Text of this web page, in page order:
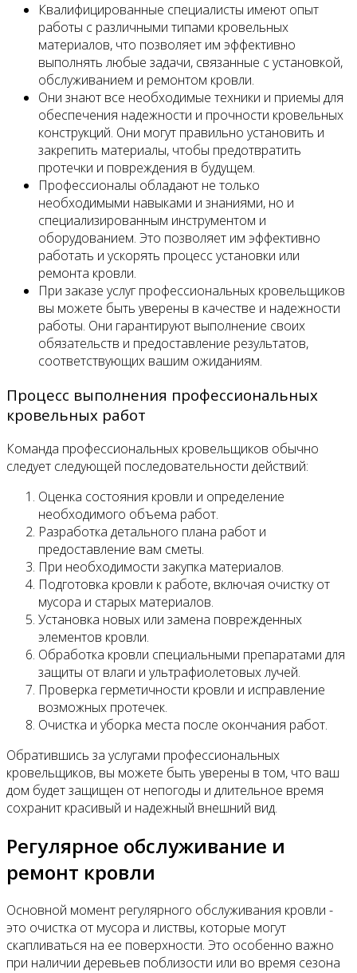
Квалифицированные специалисты имеют опыт
работы с различными типами кровельных
материалов, что позволяет им эффективно
выполнять любые задачи, связанные с установкой,
обслуживанием и ремонтом кровли.
Они знают все необходимые техники и приемы для
обеспечения надежности и прочности кровельных
конструкций. Они могут правильно установить и
закрепить материалы, чтобы предотвратить
протечки и повреждения в будущем.
Профессионалы обладают не только
необходимыми навыками и знаниями, но и
специализированным инструментом и
оборудованием. Это позволяет им эффективно
работать и ускорять процесс установки или
ремонта кровли.
При заказе услуг профессиональных кровельщиков
вы можете быть уверены в качестве и надежности
работы. Они гарантируют выполнение своих
обязательств и предоставление результатов,
соответствующих вашим ожиданиям.
Процесс выполнения профессиональных
кровельных работ
Команда профессиональных кровельщиков обычно
следует следующей последовательности действий:
Оценка состояния кровли и определение
необходимого объема работ.
Разработка детального плана работ и
предоставление вам сметы.
При необходимости закупка материалов.
Подготовка кровли к работе, включая очистку от
мусора и старых материалов.
Установка новых или замена поврежденных
элементов кровли.
Обработка кровли специальными препаратами для
защиты от влаги и ультрафиолетовых лучей.
Проверка герметичности кровли и исправление
возможных протечек.
Очистка и уборка места после окончания работ.
Обратившись за услугами профессиональных
кровельщиков, вы можете быть уверены в том, что ваш
дом будет защищен от непогоды и длительное время
сохранит красивый и надежный внешний вид.
Регулярное обслуживание и
ремонт кровли
Основной момент регулярного обслуживания кровли -
это очистка от мусора и листвы, которые могут
скапливаться на ее поверхности. Это особенно важно
при наличии деревьев поблизости или во время сезона